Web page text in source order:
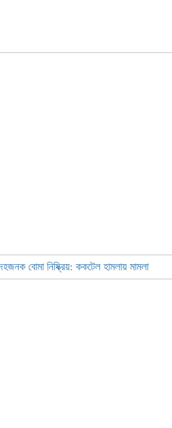
বোমা নিষ্ক্রিয়: ককটেল হামলায় মামলা